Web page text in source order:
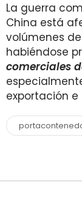
La guerra
China está
volúmenes
habiéndose
comerciales
exportación